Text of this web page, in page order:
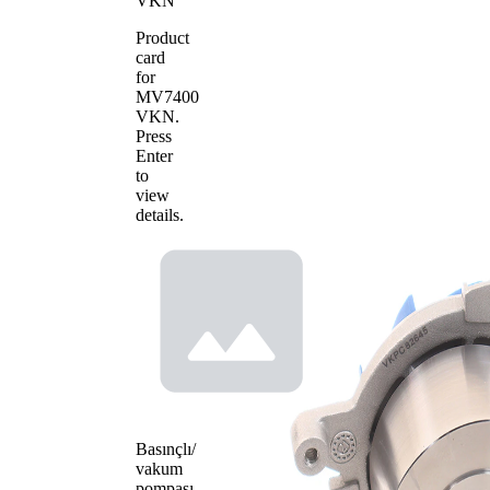
Product
card
for
MV7400
VKN.
Press
Enter
to
view
details.
Basınçlı/
vakum